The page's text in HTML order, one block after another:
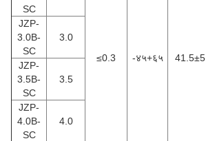
≤0.3 -४५+६५ 41.5±5
SC
JZP-
3.0B-
SC
3.0
JZP-
3.5B-
SC
3.5
JZP-
4.0B-
SC
4.0